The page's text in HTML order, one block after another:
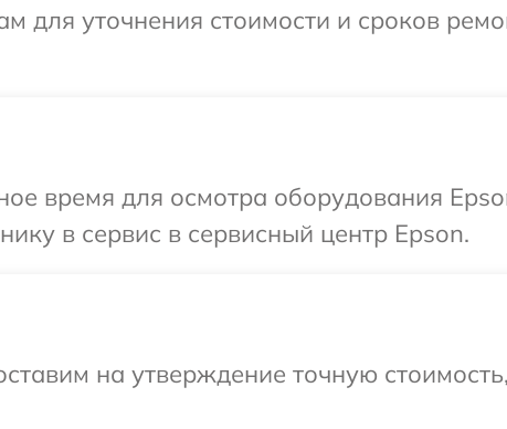
для уточнения стоимости и сроков
время для осмотра оборудования
в сервис в сервисный центр Epson.
на утверждение точную